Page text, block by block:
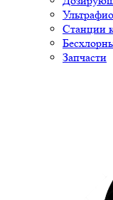
Станции
Запчасти